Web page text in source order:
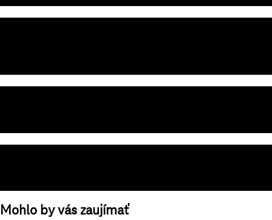
Mohlo by vás zaujímať